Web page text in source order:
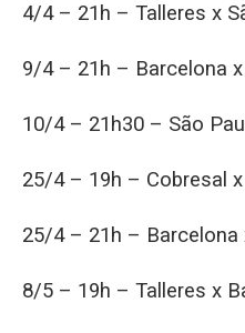
4/4 – 21h – Talleres x
9/4 – 21h – Barcelona
10/4 – 21h30 – São
25/4 – 19h – Cobresal
25/4 – 21h – Barcelona
8/5 – 19h – Talleres x